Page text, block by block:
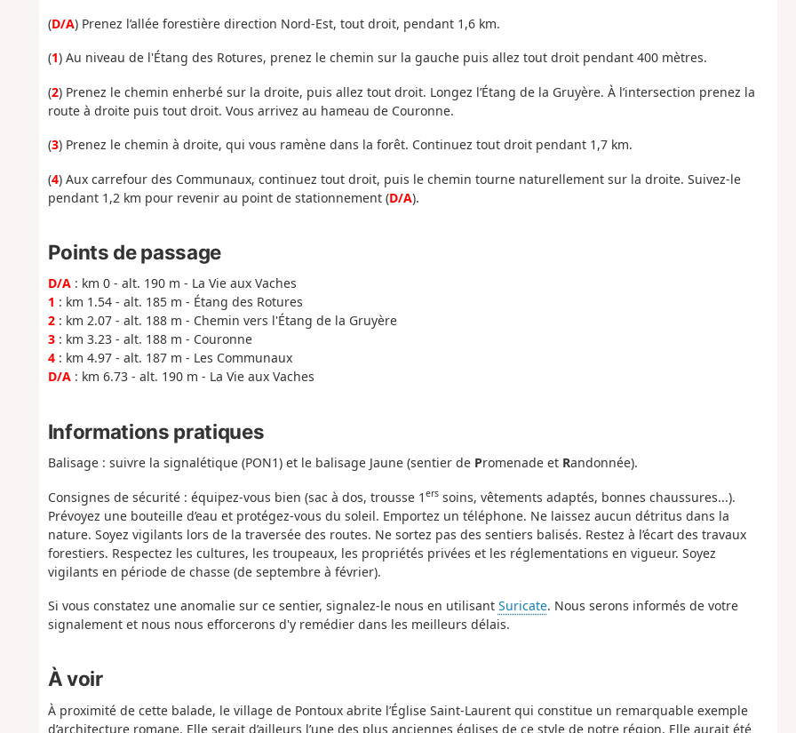
(D/A) Prenez l’allée forestière direction Nord-Est, tout droit, pendant 1,6 km.
(1) Au niveau de l'Étang des Rotures, prenez le chemin sur la gauche puis allez tout droit pendant 400 mètres.
(2) Prenez le chemin enherbé sur la droite, puis allez tout droit. Longez l’Étang de la Gruyère. À l’intersection prenez la
route à droite puis tout droit. Vous arrivez au hameau de Couronne.
(3) Prenez le chemin à droite, qui vous ramène dans la forêt. Continuez tout droit pendant 1,7 km.
(4) Aux carrefour des Communaux, continuez tout droit, puis le chemin tourne naturellement sur la droite. Suivez-le
pendant 1,2 km pour revenir au point de stationnement (D/A).
Points de passage
D/A: km 0 - alt. 190 m - La Vie aux Vaches
1 : km 1.54 - alt. 185 m - Étang des Rotures
2: km 2.07 - alt. 188 m - Chemin vers l'Étang de la Gruyère
3: km 3.23 - alt. 188 m - Couronne
4: km 4.97 - alt. 187 m - Les Communaux
D/A: km 6.73 - alt. 190 m - La Vie aux Vaches
Informations pratiques
Balisage : suivre la signalétique (PON1) et le balisage Jaune (sentier de Promenade et Randonnée).
Consignes de sécurité : équipez-vous bien (sac à dos, trousse 1 erssoins, vêtements adaptés, bonnes chaussures...).
Prévoyez une bouteille d’eau et protégez-vous du soleil. Emportez un téléphone. Ne laissez aucun détritus dans la
nature. Soyez vigilants lors de la traversée des routes. Ne sortez pas des sentiers balisés. Restez à l’écart des travaux
forestiers. Respectez les cultures, les troupeaux, les propriétés privées et les réglementations en vigueur. Soyez
vigilants en période de chasse (de septembre à février).
Si vous constatez une anomalie sur ce sentier, signalez-le nous en utilisant Suricate. Nous serons informés de votre
signalement et nous nous efforcerons d'y remédier dans les meilleurs délais.
À voir
À proximité de cette balade, le village de Pontoux abrite l’Église Saint-Laurent qui constitue un remarquable exemple
d’architecture romane. Elle serait d’ailleurs l’une des plus anciennes églises de ce style de notre région. Elle aurait été